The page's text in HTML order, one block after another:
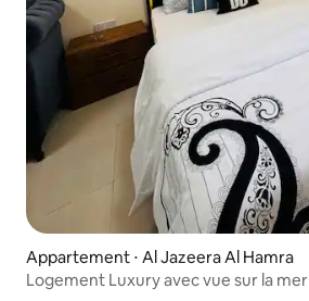
Appartement ⋅ Al Jazeera Al Hamra
Logement Luxury avec vue sur la mer